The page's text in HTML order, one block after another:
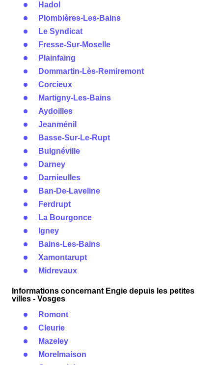
Hadol
Plombières-Les-Bains
Le Syndicat
Fresse-Sur-Moselle
Plainfaing
Dommartin-Lès-Remiremont
Corcieux
Martigny-Les-Bains
Aydoilles
Jeanménil
Basse-Sur-Le-Rupt
Bulgnéville
Darney
Darnieulles
Ban-De-Laveline
Ferdrupt
La Bourgonce
Igney
Bains-Les-Bains
Xamontarupt
Midrevaux
Informations concernant Engie depuis les petites
villes - Vosges
Romont
Cleurie
Mazeley
Morelmaison